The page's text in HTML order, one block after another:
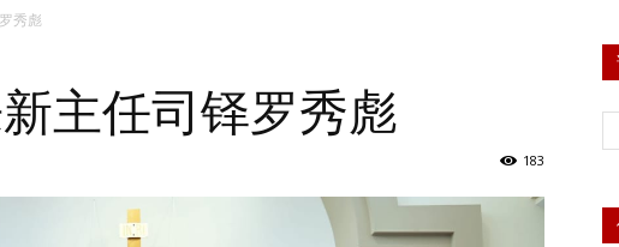
Malaysia
秀彪
主任司铎罗秀彪
183